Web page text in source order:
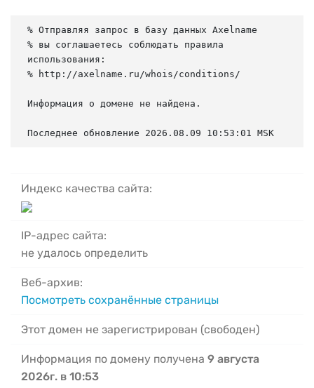
% Отправляя запрос в базу данных Axelname
% вы соглашаетесь соблюдать правила
использования:
% http://axelname.ru/whois/conditions/
Информация о домене не найдена.
Последнее обновление 2026.08.09 10:53:01 MSK
Индекс качества сайта:
IP-адрес сайта:
не удалось определить
Веб-архив:
Посмотреть сохранённые страницы
Этот домен не зарегистрирован (свободен)
Информация по домену получена 9 августа
2026г. в 10:53